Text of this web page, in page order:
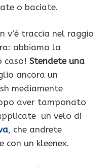
o baciate.
v’è traccia nel raggio
abbiamo la
caso! Stendete una
ancora un
mediamente
aver tamponato
un velo di
, che andrete
con un kleenex.